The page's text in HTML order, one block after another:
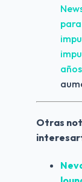
Otras